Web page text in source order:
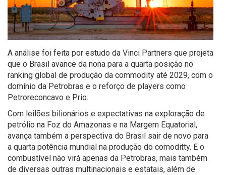
A análise foi feita por estudo da Vinci Partners que projeta
que o Brasil avance da nona para a quarta posição no
ranking global de produção da commodity até 2029, com o
domínio da Petrobras e o reforço de players como
Petroreconcavo e Prio.
Com leilões bilionários e expectativas na exploração de
petrólio na Foz do Amazonas e na Margem Equatorial,
avança também a perspectiva do Brasil sair de novo para
a quarta potência mundial na produção do comoditty. E o
combustível não virá apenas da Petrobras, mais também
de diversas outras multinacionais e estatais, além de